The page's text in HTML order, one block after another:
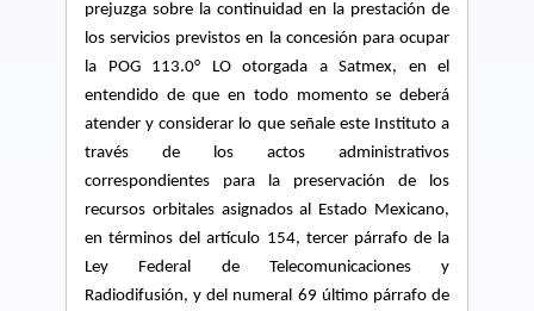
prejuzga sobre la continuidad en la prestación de
los servicios previstos en la concesión para ocupar
la POG 113.0° LO otorgada a Satmex, en el
entendido de que en todo momento se deberá
atender y considerar lo que señale este Instituto a
través de los actos administrativos
correspondientes para la preservación de los
recursos orbitales asignados al Estado Mexicano,
en términos del artículo 154, tercer párrafo de la
Ley Federal de Telecomunicaciones y
Radiodifusión, y del numeral 69 último párrafo de